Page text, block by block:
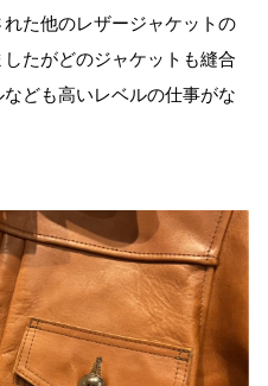
た他のレザージャケットの
たがどのジャケットも縫合
ども高いレベルの仕事がな